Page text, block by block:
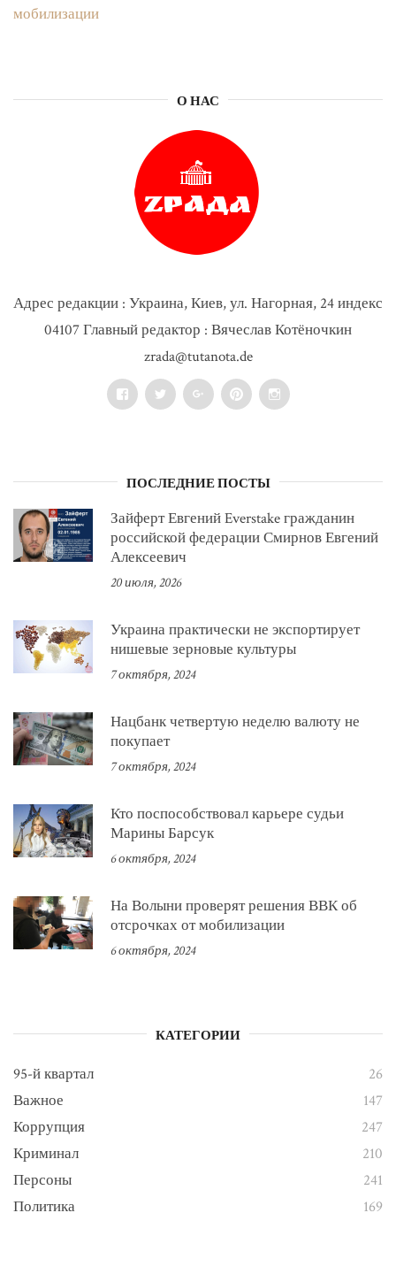
мобилизации
О НАС
Адрес редакции : Украина, Киев, ул. Нагорная, 24 индекс
04107 Главный редактор : Вячеслав Котёночкин
zrada@tutanota.de
FacebookTwitter Google+PinterestInstagram
ПОСЛЕДНИЕ ПОСТЫ
Зайферт Евгений Everstake гражданин
российской федерации Смирнов Евгений
Алексеевич
20 июля, 2026
Украина практически не экспортирует
нишевые зерновые культуры
7 октября, 2024
Нацбанк четвертую неделю валюту не
покупает
7 октября, 2024
Кто поспособствовал карьере судьи
Марины Барсук
6 октября, 2024
На Волыни проверят решения ВВК об
отсрочках от мобилизации
6 октября, 2024
КАТЕГОРИИ
95-й квартал
26
Важное
147
Коррупция
247
Криминал
210
Персоны
241
Политика
169